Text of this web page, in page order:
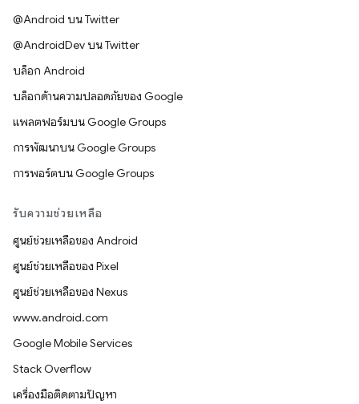
@Android บน Twitter
@AndroidDev บน Twitter
บล็อก Android
บล็อกด้านความปลอดภัยของ Google
แพลตฟอร์มบน Google Groups
การพัฒนาบน Google Groups
การพอร์ตบน Google Groups
รับความช่วยเหลือ
ศูนย์ช่วยเหลือของ Android
ศูนย์ช่วยเหลือของ Pixel
ศูนย์ช่วยเหลือของ Nexus
www.android.com
Google Mobile Services
Stack Overflow
เครื่องมือติดตามปัญหา